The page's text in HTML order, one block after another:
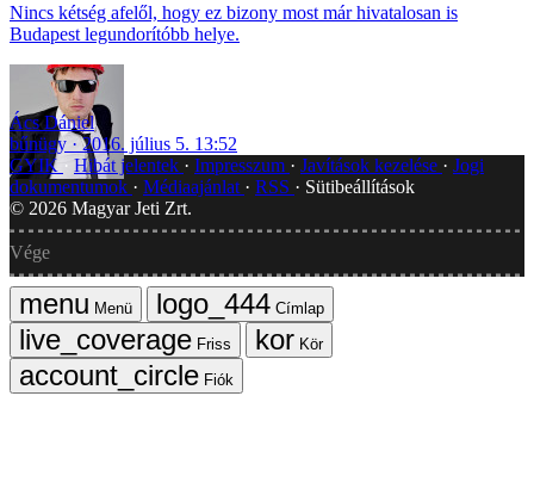
Nincs kétség afelől, hogy ez bizony most már hivatalosan is
Budapest legundorítóbb helye.
Ács Dániel
bűnügy
2016. július 5. 13:52
GYIK
Hibát jelentek Impresszum Javítások kezelése
Jogi
dokumentumok
Médiaajánlat RSS
Sütibeállítások
© 2026 Magyar Jeti Zrt.
Vége
Menü
Címlap
Friss
Kör
Fiók